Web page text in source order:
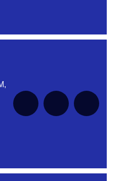
pour cette série pour